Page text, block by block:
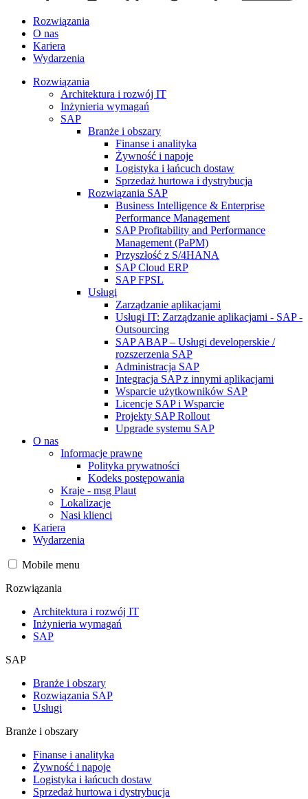
Rozwiązania
O nas
Kariera
Wydarzenia
Rozwiązania
Architektura i rozwój IT
Inżynieria wymagań
SAP
Branże i obszary
Finanse i analityka
Żywność i napoje
Logistyka i łańcuch dostaw
Sprzedaż hurtowa i dystrybucja
Rozwiązania SAP
Business Intelligence & Enterprise
Performance Management
SAP Profitability and Performance
Management (PaPM)
Przyszłość z S/4HANA
SAP Cloud ERP
SAP FPSL
Usługi
Zarządzanie aplikacjami
Usługi IT: Zarządzanie aplikacjami - SAP -
Outsourcing
SAP ABAP – Usługi developerskie /
rozszerzenia SAP
Administracja SAP
Integracja SAP z innymi aplikacjami
Wsparcie użytkowników SAP
Licencje SAP i Wsparcie
Projekty SAP Rollout
Upgrade systemu SAP
O nas
Informacje prawne
Polityka prywatności
Kodeks postępowania
Kraje - msg Plaut
Lokalizacje
Nasi klienci
Kariera
Wydarzenia
Mobile menu
Rozwiązania
Architektura i rozwój IT
Inżynieria wymagań
SAP
SAP
Branże i obszary
Rozwiązania SAP
Usługi
Branże i obszary
Finanse i analityka
Żywność i napoje
Logistyka i łańcuch dostaw
Sprzedaż hurtowa i dystrybucja